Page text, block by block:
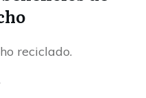
reciclado.